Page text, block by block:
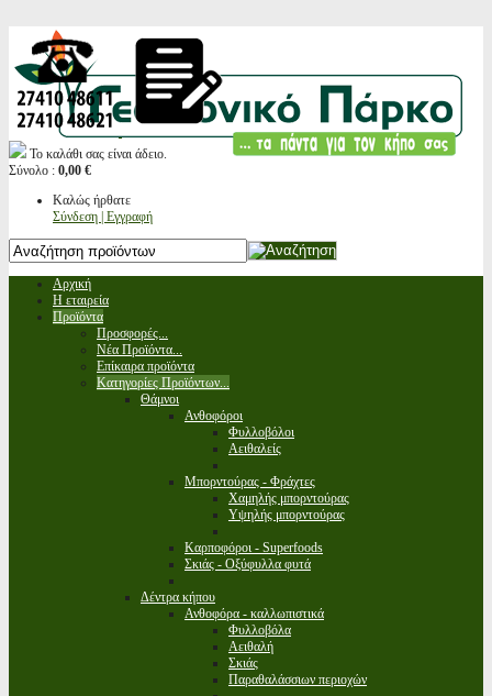
Το καλάθι σας είναι άδειο.
Σύνολο : 0,00 €
Καλώς ήρθατε
Σύνδεση | Εγγραφή
Αρχική
Η εταιρεία
Προϊόντα
Προσφορές...
Νέα Προϊόντα...
Επίκαιρα προϊόντα
Κατηγορίες Προϊόντων...
Θάμνοι
Ανθοφόροι
Φυλλοβόλοι
Αειθαλείς
Μπορντούρας - Φράχτες
Χαμηλής μπορντούρας
Υψηλής μπορντούρας
Καρποφόροι - Superfoods
Σκιάς - Οξύφυλλα φυτά
Δέντρα κήπου
Ανθοφόρα - καλλωπιστικά
Φυλλοβόλα
Αειθαλή
Σκιάς
Παραθαλάσσιων περιοχών